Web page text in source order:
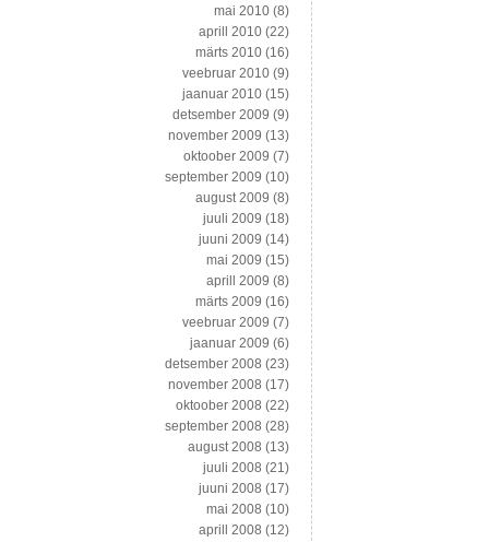
mai 2010 (8)
aprill 2010 (22)
märts 2010 (16)
veebruar 2010 (9)
jaanuar 2010 (15)
detsember 2009 (9)
november 2009 (13)
oktoober 2009 (7)
september 2009 (10)
august 2009 (8)
juuli 2009 (18)
juuni 2009 (14)
mai 2009 (15)
aprill 2009 (8)
märts 2009 (16)
veebruar 2009 (7)
jaanuar 2009 (6)
detsember 2008 (23)
november 2008 (17)
oktoober 2008 (22)
september 2008 (28)
august 2008 (13)
juuli 2008 (21)
juuni 2008 (17)
mai 2008 (10)
aprill 2008 (12)